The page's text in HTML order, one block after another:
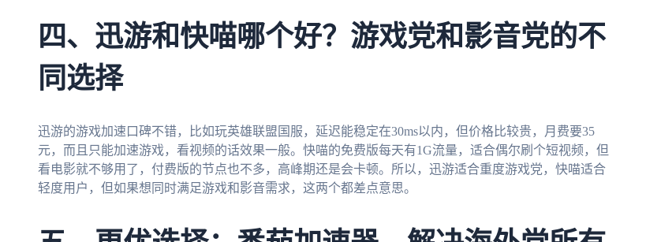
四、迅游和快喵哪个好？游戏党和影音党的不
同选择
迅游的游戏加速口碑不错，比如玩英雄联盟国服，延迟能稳定在30ms以内，但价格比较贵，月费要35
元，而且只能加速游戏，看视频的话效果一般。快喵的免费版每天有1G流量，适合偶尔刷个短视频，但
看电影就不够用了，付费版的节点也不多，高峰期还是会卡顿。所以，迅游适合重度游戏党，快喵适合
轻度用户，但如果想同时满足游戏和影音需求，这两个都差点意思。